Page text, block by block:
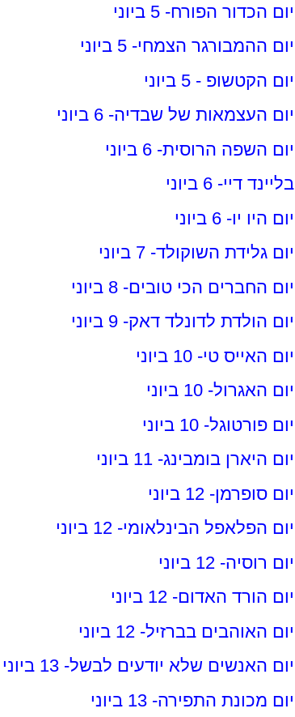
יום הכדור הפורח- 5 ביוני
יום ההמבורגר הצמחי- 5 ביוני
יום הקטשופ - 5 ביוני
יום העצמאות של שבדיה- 6 ביוני
יום השפה הרוסית- 6 ביוני
בליינד דיי- 6 ביוני
יום היו יו- 6 ביוני
יום גלידת השוקולד- 7 ביוני
יום החברים הכי טובים- 8 ביוני
יום הולדת לדונלד דאק- 9 ביוני
יום האייס טי- 10 ביוני
יום האגרול- 10 ביוני
יום פורטוגל- 10 ביוני
יום היארן בומבינג- 11 ביוני
יום סופרמן- 12 ביוני
יום הפלאפל הבינלאומי- 12 ביוני
יום רוסיה- 12 ביוני
יום הורד האדום- 12 ביוני
יום האוהבים בברזיל- 12 ביוני
יום האנשים שלא יודעים לבשל- 13 ביוני
יום מכונת התפירה- 13 ביוני